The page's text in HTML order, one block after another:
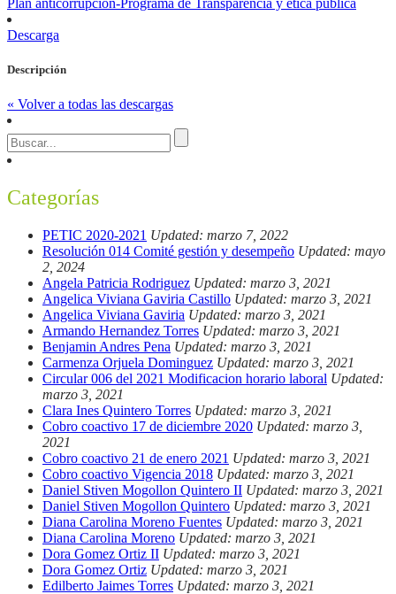
Descarga
Descripción
« Volver a todas las descargas
Categorías
PETIC 2020-2021 Updated: marzo 7, 2022
Resolución 014 Comité gestión y desempeño Updated: mayo
2, 2024
Angela Patricia Rodriguez Updated: marzo 3, 2021
Angelica Viviana Gaviria Castillo Updated: marzo 3, 2021
Angelica Viviana Gaviria Updated: marzo 3, 2021
Armando Hernandez Torres Updated: marzo 3, 2021
Benjamin Andres Pena Updated: marzo 3, 2021
Carmenza Orjuela Dominguez Updated: marzo 3, 2021
Circular 006 del 2021 Modificacion horario laboral Updated:
marzo 3, 2021
Clara Ines Quintero Torres Updated: marzo 3, 2021
Cobro coactivo 17 de diciembre 2020 Updated: marzo 3,
2021
Cobro coactivo 21 de enero 2021 Updated: marzo 3, 2021
Cobro coactivo Vigencia 2018 Updated: marzo 3, 2021
Daniel Stiven Mogollon Quintero II Updated: marzo 3, 2021
Daniel Stiven Mogollon Quintero Updated: marzo 3, 2021
Diana Carolina Moreno Fuentes Updated: marzo 3, 2021
Diana Carolina Moreno Updated: marzo 3, 2021
Dora Gomez Ortiz II Updated: marzo 3, 2021
Dora Gomez Ortiz Updated: marzo 3, 2021
Edilberto Jaimes Torres Updated: marzo 3, 2021